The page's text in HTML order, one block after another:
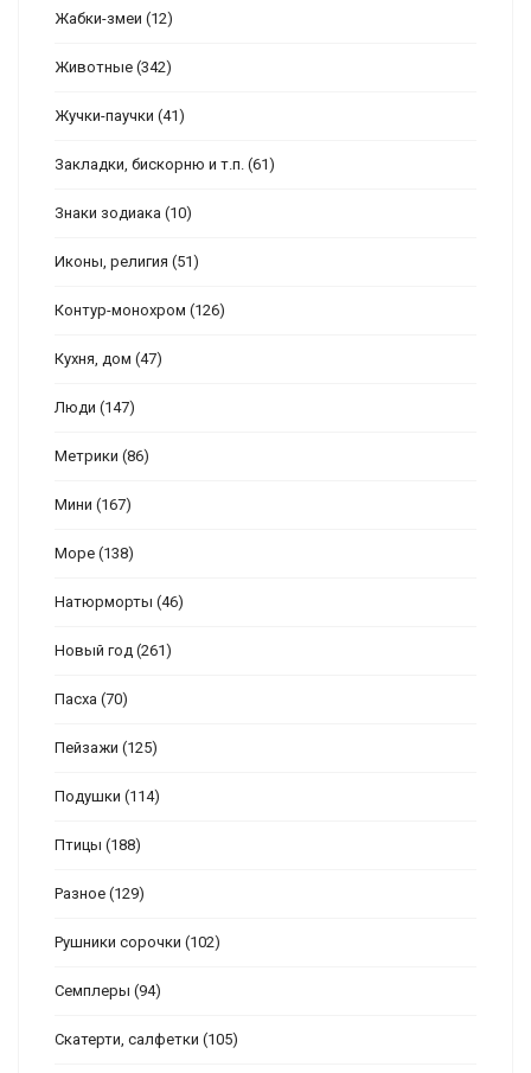
Жабки-змеи (12)
Животные (342)
Жучки-паучки (41)
Закладки, бискорню и т.п. (61)
Знаки зодиака (10)
Иконы, религия (51)
Контур-монохром (126)
Кухня, дом (47)
Люди (147)
Метрики (86)
Мини (167)
Море (138)
Натюрморты (46)
Новый год (261)
Пасха (70)
Пейзажи (125)
Подушки (114)
Птицы (188)
Разное (129)
Рушники сорочки (102)
Семплеры (94)
Скатерти, салфетки (105)